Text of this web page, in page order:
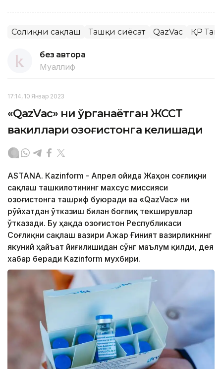
Соғлиқни сақлаш Ташқи сиёсат QazVac ҚР
без автора
Муаллиф
17:14, 10 Январ 2023
«QazVac» ни ўрганаётган ЖССТ
вакиллари Қозоғистонга келишади
ASTANА. Кazinform - Апрел ойида Жаҳон соғлиқни
сақлаш ташкилотининг махсус миссияси
Қозоғистонга ташриф буюради ва «QazVac» ни
рўйхатдан ўтказиш билан боғлиқ текширувлар
ўтказади. Бу ҳақда Қозоғистон Республикаси
Соғлиқни сақлаш вазири Ажар Ғиният вазирликнинг
якуний ҳайъат йиғилишидан сўнг маълум қилди, дея
хабар беради Kazinform мухбири.